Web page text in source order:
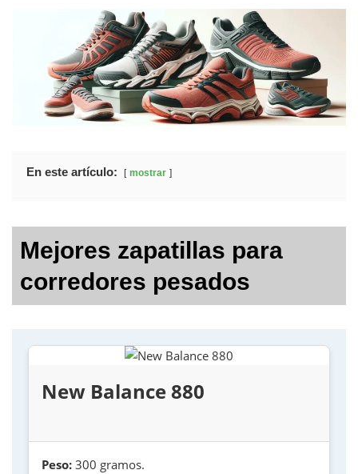
En este artículo: mostrar
Mejores zapatillas para
corredores pesados
New Balance 880
Peso: 300 gramos.